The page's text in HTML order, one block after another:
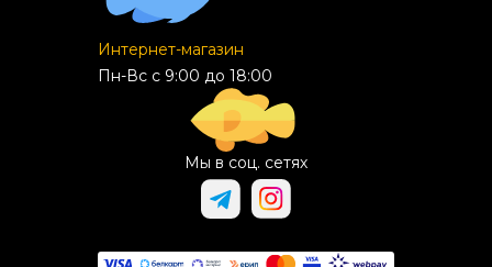
Интернет-магазин
Пн-Вс с 9:00 до 18:00
Мы в соц. сетях